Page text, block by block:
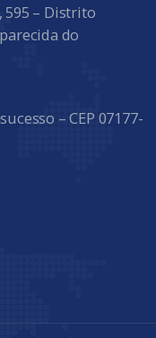
595 – Distrito
do
– CEP 07177-